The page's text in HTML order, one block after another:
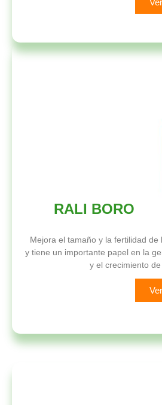
RALI BORO
Mejora el tamaño y la fertilidad de
y tiene un importante papel en la
y el crecimiento